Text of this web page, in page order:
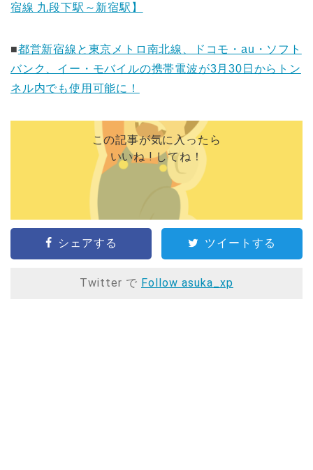
宿線 九段下駅～新宿駅】
■都営新宿線と東京メトロ南北線、ドコモ・au・ソフト
バンク、イー・モバイルの携帯電波が3月30日からトン
ネル内でも使用可能に！
この記事が気に入ったら
いいね ! してね！
シェアする ツイートする
Twitter で Follow asuka_xp